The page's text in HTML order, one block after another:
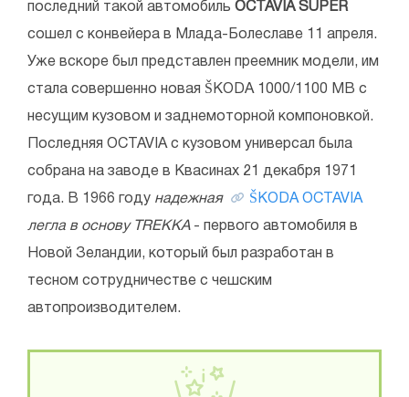
последний такой автомобиль OCTAVIA SUPER
сошел с конвейера в Млада-Болеславе 11 апреля.
Уже вскоре был представлен преемник модели, им
стала совершенно новая ŠKODA 1000/1100 MB с
несущим кузовом и заднемоторной компоновкой.
Последняя OCTAVIA с кузовом универсал была
собрана на заводе в Квасинах 21 декабря 1971
года. В 1966 году надежная ŠKODA OCTAVIA
легла в основу TREKKA- первого автомобиля в
Новой Зеландии, который был разработан в
тесном сотрудничестве с чешским
автопроизводителем.